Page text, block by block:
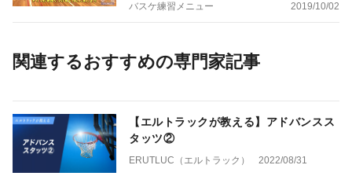
バスケ練習メニュー 2019/10/02
関連するおすすめの専門家記事
【エルトラックが教える】アドバンスス
タッツ②
ERUTLUC（エルトラック） 2022/08/31